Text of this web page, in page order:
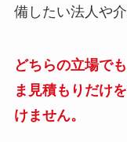
備したい法人や介
どちらの立場で
ま見積もりだけ
けません。